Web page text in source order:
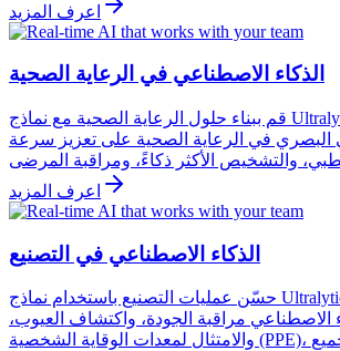
اعرف المزيد
الذكاء الاصطناعي في الرعاية الصحية
قم ببناء حلول الرعاية الصحية مع نماذج Ultralytics YOLO. يعمل
البصري في الرعاية الصحية على تعزيز سرعة
اعرف المزيد
الذكاء الاصطناعي في التصنيع
حسّن عمليات التصنيع باستخدام نماذج Ultralytics YOLO. تقود
الاصطناعي مراقبة الجودة، واكتشاف العيوب،